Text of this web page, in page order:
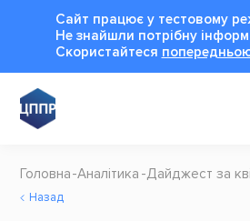
Сайт працює у тестовому
Не знайшли потрібну
Cкористайтеся
Головна Аналітика Дайджест за
Назад